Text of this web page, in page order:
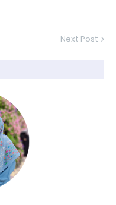
Next Post